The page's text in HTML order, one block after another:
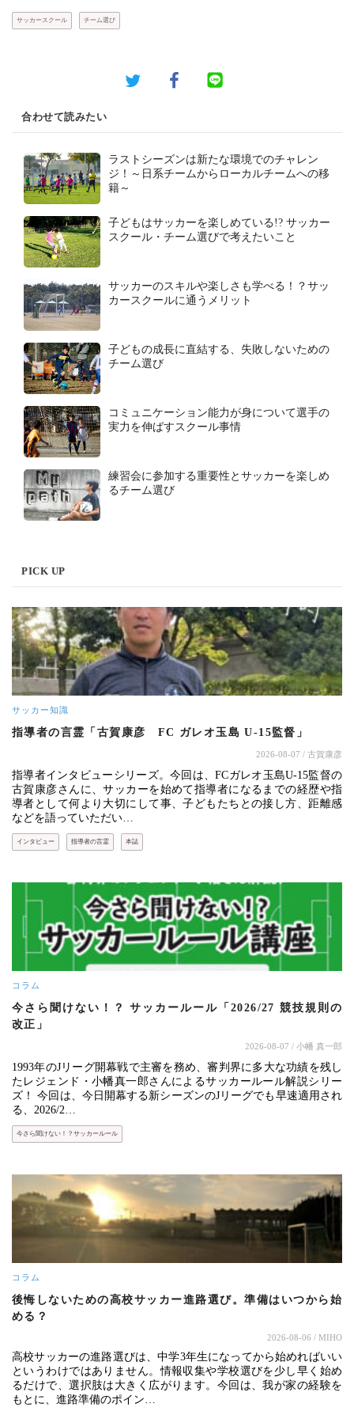
サッカースクール チーム選び
合わせて読みたい
ラストシーズンは新たな環境でのチャレン
ジ！～日系チームからローカルチームへの移
籍～
子どもはサッカーを楽しめている!? サッカー
スクール・チーム選びで考えたいこと
サッカーのスキルや楽しさも学べる！？サッ
カースクールに通うメリット
子どもの成長に直結する、失敗しないための
チーム選び
コミュニケーション能力が身について選手の
実力を伸ばすスクール事情
練習会に参加する重要性とサッカーを楽しめ
るチーム選び
PICK UP
サッカー知識
指導者の言霊「古賀康彦 FC ガレオ玉島 U-15監督」
2026-08-07 / 古賀康彦
指導者インタビューシリーズ。今回は、FCガレオ玉島U-15監督の
古賀康彦さんに、サッカーを始めて指導者になるまでの経歴や指
導者として何より大切にして事、子どもたちとの接し方、距離感
などを語っていただい…
インタビュー 指導者の言霊 本誌
コラム
今さら聞けない！？ サッカールール「2026/27 競技規則の
改正」
2026-08-07 / 小幡 真一郎
1993年のJリーグ開幕戦で主審を務め、審判界に多大な功績を残し
たレジェンド・小幡真一郎さんによるサッカールール解説シリー
ズ！ 今回は、今日開幕する新シーズンのJリーグでも早速適用され
る、2026/2…
今さら聞けない！？サッカールール
コラム
後悔しないための高校サッカー進路選び。準備はいつから始
める？
2026-08-06 / MIHO
高校サッカーの進路選びは、中学3年生になってから始めればいい
というわけではありません。情報収集や学校選びを少し早く始め
るだけで、選択肢は大きく広がります。今回は、我が家の経験を
もとに、進路準備のポイン…